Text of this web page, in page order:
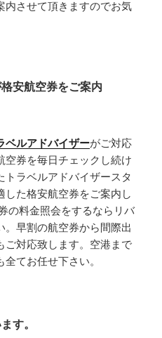
内させて頂きますのでお気
安航空券をご案内
ベルアドバイザーがご対応
空券を毎日チェックし続け
トラベルアドバイザースタ
した格安航空券をご案内し
の料金照会をするならリバ
。早割の航空券から間際出
ご対応致します。空港まで
てお任せ下さい。
す。